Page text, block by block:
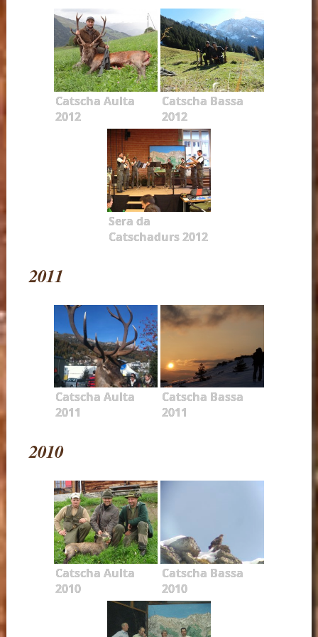
Catscha Aulta
2012
Catscha Bassa
2012
Sera da
Catschadurs 2012
2011
Catscha Aulta
2011
Catscha Bassa
2011
2010
Catscha Aulta
2010
Catscha Bassa
2010